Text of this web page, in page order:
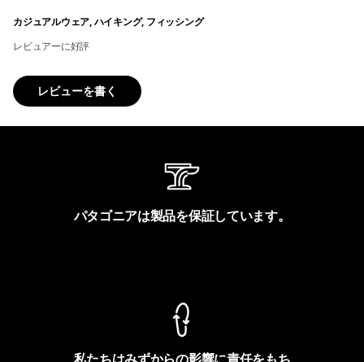
カジュアルウェア, ハイキング, フィッシング
レビュアーに好評
レビューを書く
パタゴニアは製品を保証しています。